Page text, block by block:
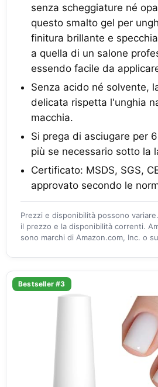
senza scheggiature né
questo smalto gel per
finitura brillante e
a quella di un salone
essendo facile da
Senza acido né solvente,
delicata rispetta l'unghia
macchia.
Si prega di asciugare per
più se necessario sotto la
Certificato: MSDS, SGS,
approvato secondo le
Prezzi e disponibilità possono
il prezzo e la disponibilità correnti.
sono marchi di Amazon.com, Inc. o
Bestseller #3